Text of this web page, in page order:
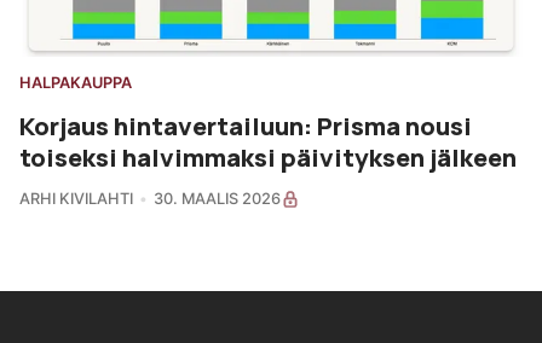
HALPAKAUPPA
Korjaus hintavertailuun: Prisma nousi
toiseksi halvimmaksi päivityksen jälkeen
ARHI KIVILAHTI 30. MAALIS 2026